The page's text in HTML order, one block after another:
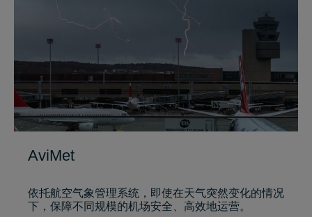
AviMet
依托航空气象管理系统，即使在天气突然变化的情况
下，保障不同规模的机场安全、高效地运营。